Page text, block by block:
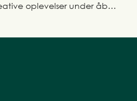
oplevelser under åben